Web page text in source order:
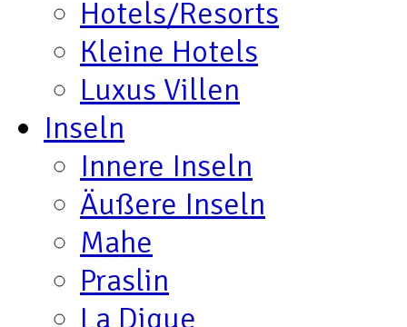
Hotels/Resorts
Kleine Hotels
Luxus Villen
Inseln
Innere Inseln
Äußere Inseln
Mahe
Praslin
La Digue